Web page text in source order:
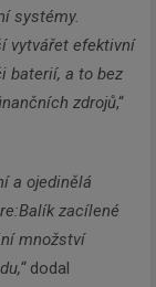
systémy.
vytvářet efektivní
baterií, a to bez
zdrojů,“
a ojedinělá
zacílené
množství
dodal